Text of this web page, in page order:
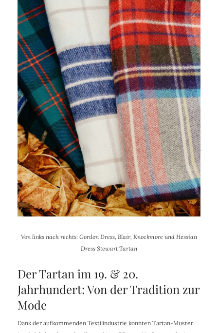
Von links nach rechts: Gordon Dress, Blair, Knockmore und Hessian
Dress Stewart Tartan
Der Tartan im 19. & 20.
Jahrhundert: Von der Tradition zur
Mode
Dank der aufkommenden Textilindustrie konnten Tartan-Muster